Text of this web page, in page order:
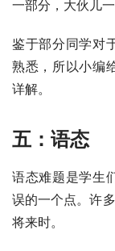
一部分，大伙儿
鉴于部分同学对
熟悉，所以小编
详解。
五：语态
语态难题是学生
误的一个点。许
将来时。